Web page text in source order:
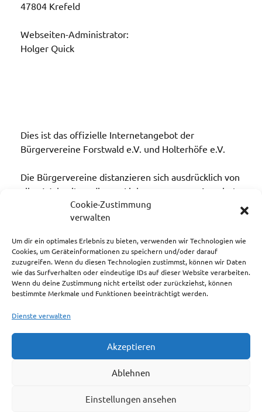
Cookie-Zustimmung
verwalten
Um dir ein optimales Erlebnis zu bieten, verwenden wir Technologien wie
Cookies, um Geräteinformationen zu speichern und/oder darauf
zuzugreifen. Wenn du diesen Technologien zustimmst, können wir Daten
wie das Surfverhalten oder eindeutige IDs auf dieser Website verarbeiten.
Wenn du deine Zustimmung nicht erteilst oder zurückziehst, können
bestimmte Merkmale und Funktionen beeinträchtigt werden.
Dienste verwalten
Akzeptieren
Ablehnen
Einstellungen ansehen
47804 Krefeld
Webseiten-Administrator:
Holger Quick
Dies ist das offizielle Internetangebot der
Bürgervereine Forstwald e.V. und Holterhöfe e.V.
Die Bürgervereine distanzieren sich ausdrücklich von
allen Webseiten, die per Link von unserem Angebot
erreichbar sind. Wir übernehmen für die Inhalte
solcher Seiten keine Haftung!
Nachdruck, Wiedergabe oder sonstige Verwendung
von Texten oder Fotos dieses Internetangebotes nur
mit Genehmigung des Bürgervereins oder des
angegeben.
Impressum